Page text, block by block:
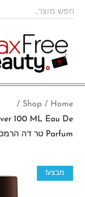
Home
/
Shop
/
100 ML Eau De
Parfum טר דה הרמס או אינטנס וטיבר אדפ לגבר 100 מ"ל
מבצע!